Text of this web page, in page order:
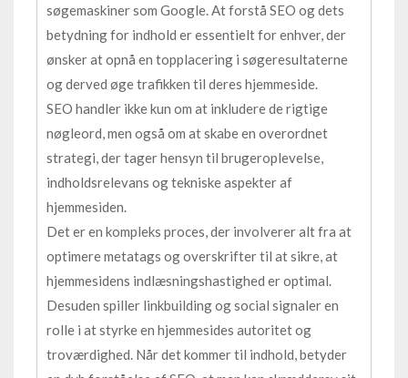
søgemaskiner som Google. At forstå SEO og dets
betydning for indhold er essentielt for enhver, der
ønsker at opnå en topplacering i søgeresultaterne
og derved øge trafikken til deres hjemmeside.
SEO handler ikke kun om at inkludere de rigtige
nøgleord, men også om at skabe en overordnet
strategi, der tager hensyn til brugeroplevelse,
indholdsrelevans og tekniske aspekter af
hjemmesiden.
Det er en kompleks proces, der involverer alt fra at
optimere metatags og overskrifter til at sikre, at
hjemmesidens indlæsningshastighed er optimal.
Desuden spiller linkbuilding og social signaler en
rolle i at styrke en hjemmesides autoritet og
troværdighed. Når det kommer til indhold, betyder